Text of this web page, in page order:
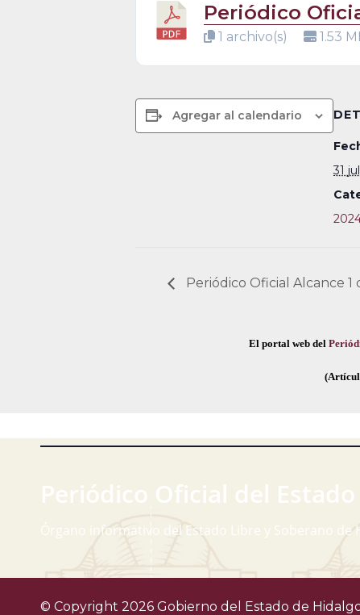
Periódico
1 archivo(s) 1.53
Agregar al calendario
31
Periódico Oficial Alcance
El portal web del
Periódico Oficial del
Órgano informativo del Estado Libre y Soberano de
© Copyright 2026 Gobierno del Estado de